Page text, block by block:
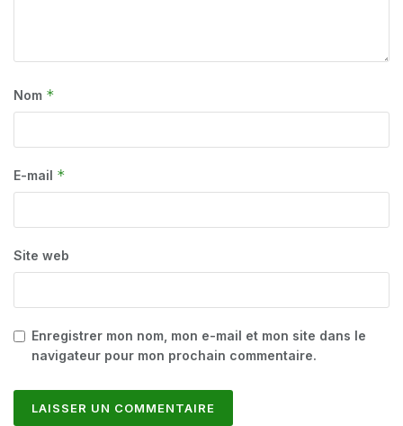
Nom *
E-mail *
Site web
Enregistrer mon nom, mon e-mail et mon site dans le
navigateur pour mon prochain commentaire.